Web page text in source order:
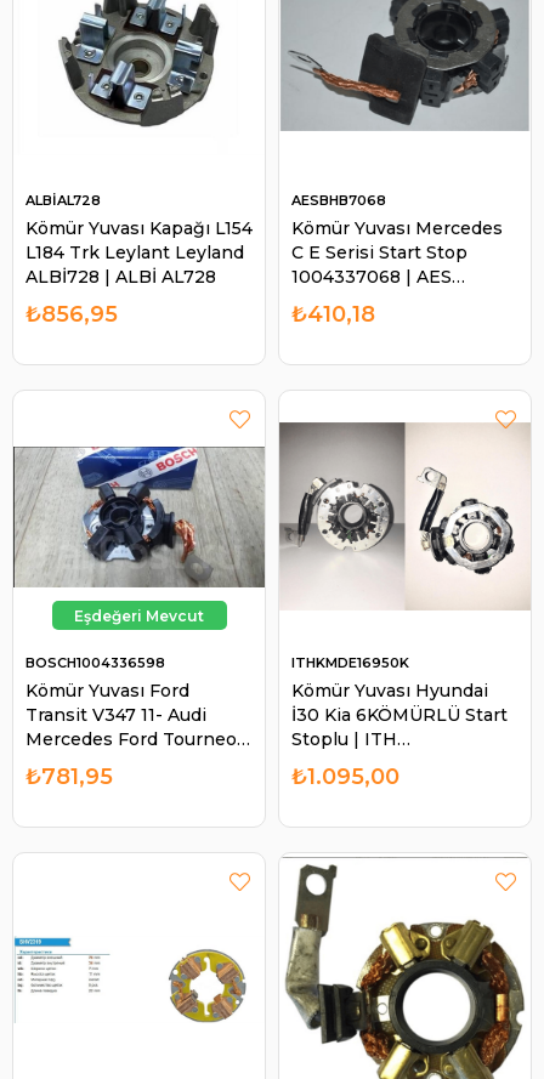
Kömür Yuvası Kapağı L154
L184 Trk Leylant Leyland
ALBİ728 | ALBİ AL728
ALBİAL728
₺856,95
Kömür Yuvası Mercedes
C E Serisi Start Stop
1004337068 | AES
BHB7068
AESBHB7068
₺410,18
Kömür Yuvası Ford
Transit V347 11- Audi
Mercedes Ford Tourneo
Transit Ducato Jest |
BOSCH 1004336598
BOSCH1004336598
₺781,95
Kömür Yuvası Hyundai
İ30 Kia 6KÖMÜRLÜ Start
Stoplu | ITH
KMDE16950K
ITHKMDE16950K
₺1.095,00